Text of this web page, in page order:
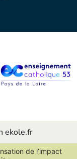
ekole.fr
de l’impact